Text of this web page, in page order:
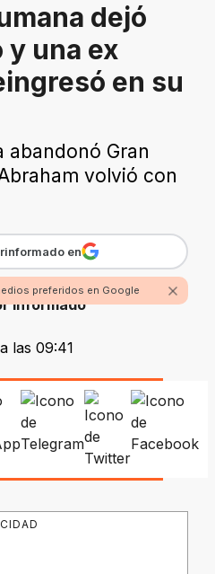
dejó
y una ex
en su
abandonó Gran
volvió con
en
preferidos en Google
Informado
las 09:41